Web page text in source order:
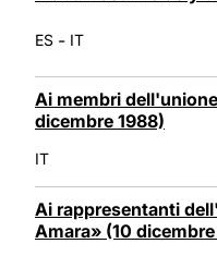
ES - IT
Ai membri
dicembre 1988)
IT
Ai rappresentanti
Amara» (10